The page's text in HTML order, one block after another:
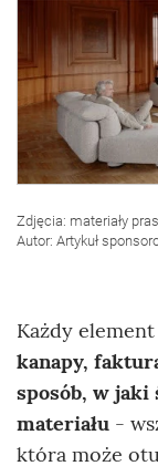
Zdjęcia: materiały
Autor: Artykuł
Każdy
kanapy,
sposób, w jaki
materiału -
która może